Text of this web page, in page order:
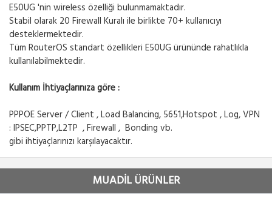
E50UG 'nin wireless özelliği bulunmamaktadır.
Stabil olarak 20 Firewall Kuralı ile birlikte 70+ kullanıcıyı
desteklermektedir.
Tüm RouterOS standart özellikleri E50UG ürününde rahatlıkla
kullanılabilmektedir.
Kullanım İhtiyaçlarınıza göre :
PPPOE Server / Client , Load Balancing, 5651,Hotspot , Log, VPN
: IPSEC,PPTP,L2TP , Firewall , Bonding vb.
gibi ihtiyaçlarınızı karşılayacaktır.
MUADİL ÜRÜNLER